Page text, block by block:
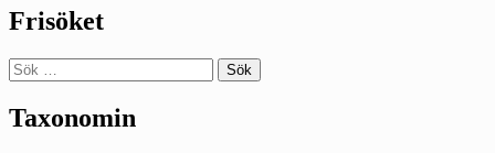
Frisöket
Sök
efter:
Taxonomin